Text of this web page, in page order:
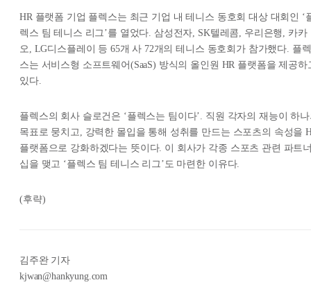
HR 플랫폼 기업 플렉스는 최근 기업 내 테니스 동호회 대상 대회인 ‘
렉스 팀 테니스 리그’를 열었다. 삼성전자, SK텔레콤, 우리은행, 카카
오, LG디스플레이 등 65개 사 72개의 테니스 동호회가 참가했다. 플렉
스는 서비스형 소프트웨어(SaaS) 방식의 올인원 HR 플랫폼을 제공하
있다.
플렉스의 회사 슬로건은 ‘플렉스는 팀이다’. 직원 각자의 재능이 하
목표로 뭉치고, 강력한 몰입을 통해 성취를 만드는 스포츠의 속성을
플랫폼으로 강화하겠다는 뜻이다. 이 회사가 각종 스포츠 관련 파트
십을 맺고 ‘플렉스 팀 테니스 리그’도 마련한 이유다.
(후략)
김주완 기자
kjwan@hankyung.com